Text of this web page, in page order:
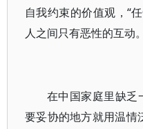
自我约束的价值观，“
人之间只有恶性的互动。
在中国家庭里缺乏
要妥协的地方就用温情